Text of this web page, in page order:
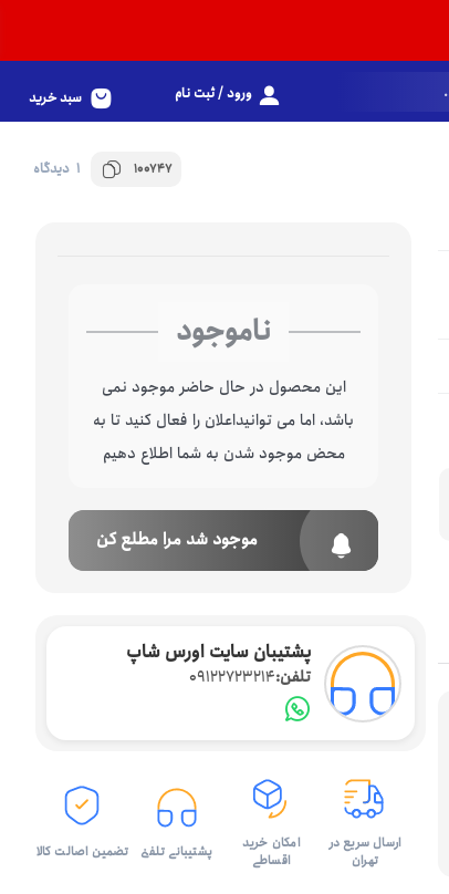
ورود / ثبت نام سبد خرید
100747 1 دیدگاه
ناموجود
این محصول در حال حاضر موجود نمی
باشد، اما می توانیداعلان را فعال کنید تا به
محض موجود شدن به شما اطلاع دهیم
موجود شد مرا مطلع کن
پشتیبان سایت اورس شاپ
تلفن:09122723214
ارسال سریع در
تهران
امکان خرید
اقساطی
پشتیبانی تلفنی تضمین اصالت کالا